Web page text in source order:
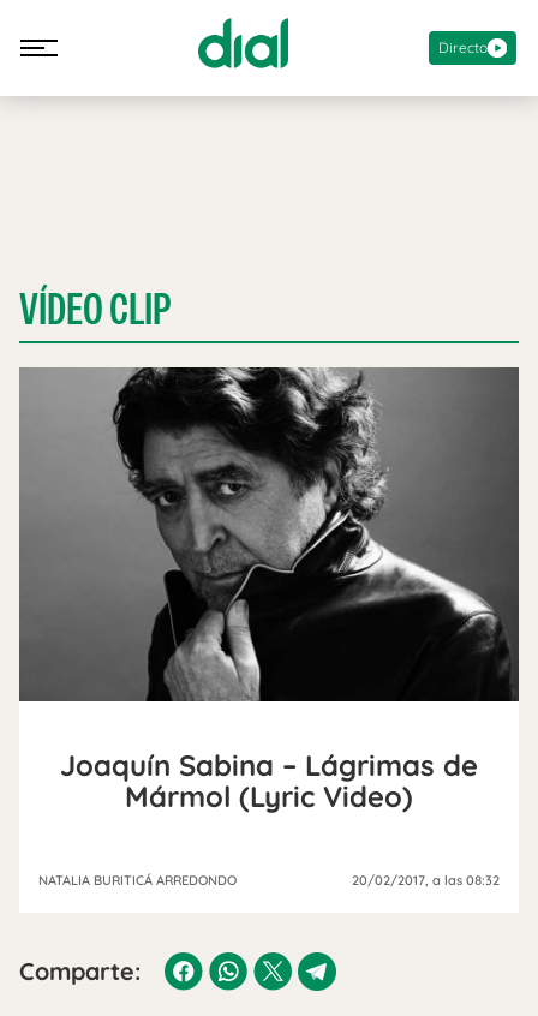
Directo
VÍDEO CLIP
Joaquín Sabina – Lágrimas de
Mármol (Lyric Video)
NATALIA BURITICÁ ARREDONDO 20/02/2017 , a las 08:32
Comparte: